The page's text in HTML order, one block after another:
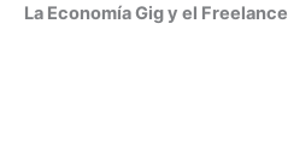
La Economía Gig y el Freelance